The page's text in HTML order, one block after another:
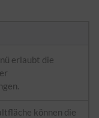
erlaubt die
können die